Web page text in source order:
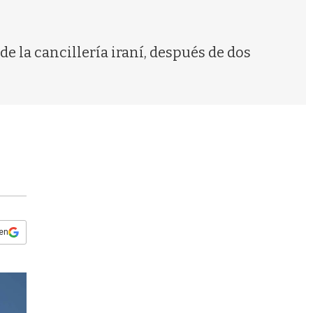
la cancillería iraní, después de dos